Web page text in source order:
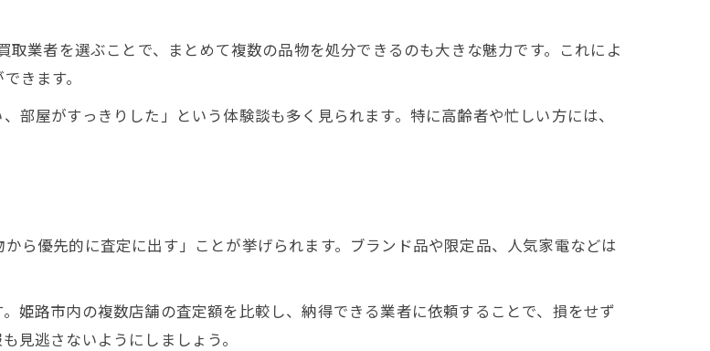
業者を選ぶことで、まとめて複数の品物を処分できるのも大きな魅力です。これによ
きます。
部屋がすっきりした」という体験談も多く見られます。特に高齢者や忙しい方には、
ら優先的に査定に出す」ことが挙げられます。ブランド品や限定品、人気家電などは
姫路市内の複数店舗の査定額を比較し、納得できる業者に依頼することで、損をせず
見逃さないようにしましょう。